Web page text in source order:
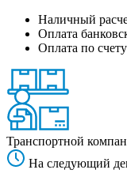
Наличный
Оплата
Оплата по
Транспортной
На следующий